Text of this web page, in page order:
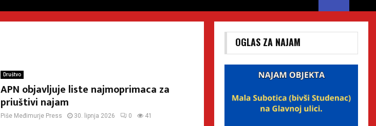
Društvo
APN objavljuje liste najmoprimaca za
priuštivi najam
Piše Međimurje Press 30. lipnja 2026 0 41
OGLAS ZA NAJAM